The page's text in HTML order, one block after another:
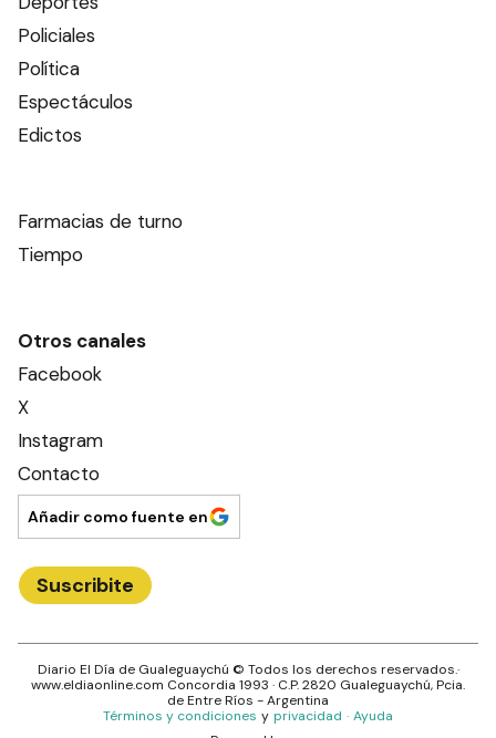
Policiales
Política
Espectáculos
Edictos
Farmacias de turno
Tiempo
Otros canales
Facebook
X
Instagram
Contacto
Añadir como fuente en
Suscribite
Diario El Día de Gualeguaychú © Todos los derechos reservados.·
www.eldiaonline.com Concordia 1993 · C.P.2820 Gualeguaychú, Pcia.
deEntre Ríos - Argentina
Términos y condiciones y privacidad · Ayuda